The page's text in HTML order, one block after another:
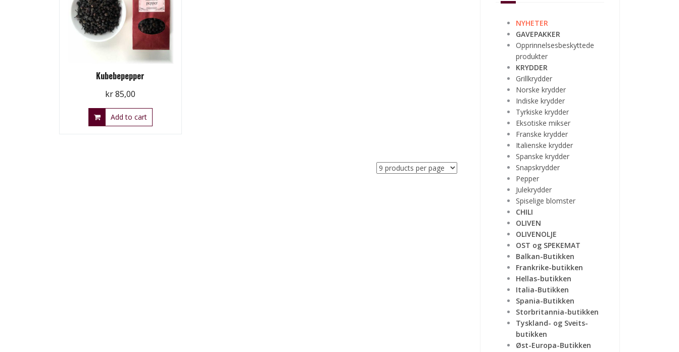
Kubebepepper
kr85,00
Add to cart
NYHETER
GAVEPAKKER
Opprinnelsesbeskyttede
produkter
KRYDDER
Grillkrydder
Norske krydder
Indiske krydder
Tyrkiske krydder
Eksotiske mikser
Franske krydder
Italienske krydder
Spanske krydder
Snapskrydder
Pepper
Julekrydder
Spiselige blomster
CHILI
OLIVEN
OLIVENOLJE
OST og SPEKEMAT
Balkan-Butikken
Frankrike-butikken
Hellas-butikken
Italia-Butikken
Spania-Butikken
Storbritannia-butikken
Tyskland- og Sveits-
butikken
Øst-Europa-Butikken